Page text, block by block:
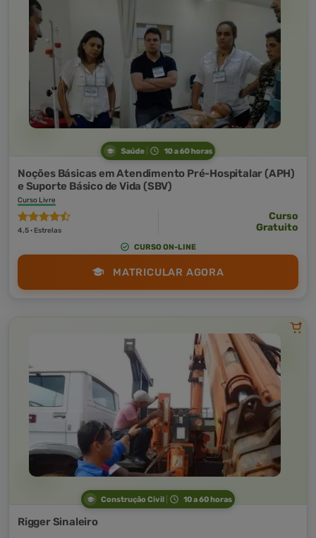
Saúde 10 a 60 horas
Noções Básicas em Atendimento Pré-Hospitalar (APH)
e Suporte Básico de Vida (SBV)
Curso Livre
4,5 · Estrelas
Curso
Gratuito
CURSO ON-LINE
MATRICULAR AGORA
Construção Civil 10 a 60 horas
Rigger Sinaleiro